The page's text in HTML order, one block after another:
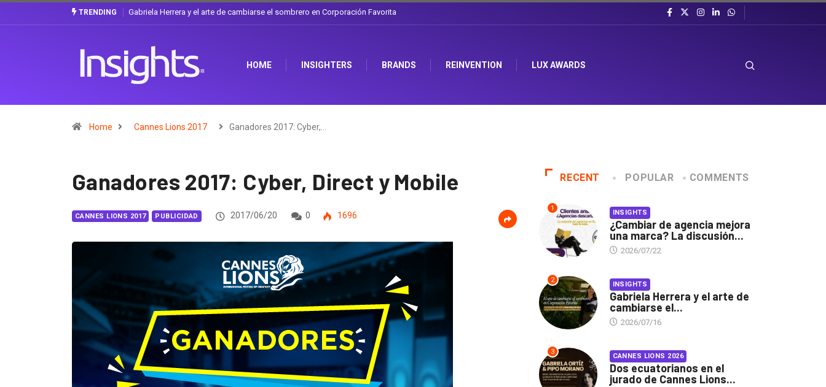
TRENDING ¿Cambiar de agencia mejora una marca? La discusión que atraviesa a Ecuador
HOME INSIGHTERS BRANDS REINVENTION LUX AWARDS
Home Cannes Lions 2017 Ganadores 2017: Cyber,…
Ganadores 2017: Cyber, Direct y Mobile
CANNES LIONS 2017 PUBLICIDAD 2017/06/20 0 1696
RECENT POPULAR COMMENTS
1 INSIGHTS
¿Cambiar de agencia mejora
una marca? La discusión...
2026/07/22
2 INSIGHTS
Gabriela Herrera y el arte de
cambiarse el...
2026/07/16
3 CANNES LIONS 2026
Dos ecuatorianos en el
jurado de Cannes Lions...